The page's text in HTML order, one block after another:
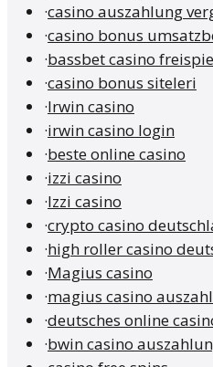
·casino auszahlung
·casino bonus
·bassbet casino
·casino bonus siteleri
·Irwin casino
·irwin casino login
·beste online casino
·izzi casino
·Izzi casino
·crypto casino
·high roller casino
·Magius casino
·magius casino
·deutsches online
·bwin casino